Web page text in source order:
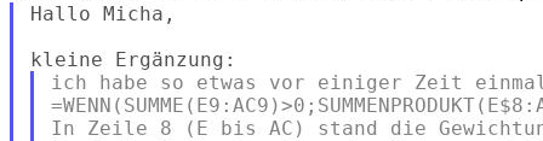
Hallo Micha,
ich habe so etwas vor einiger Zeit
In Zeile 8 (E bis AC) stand die